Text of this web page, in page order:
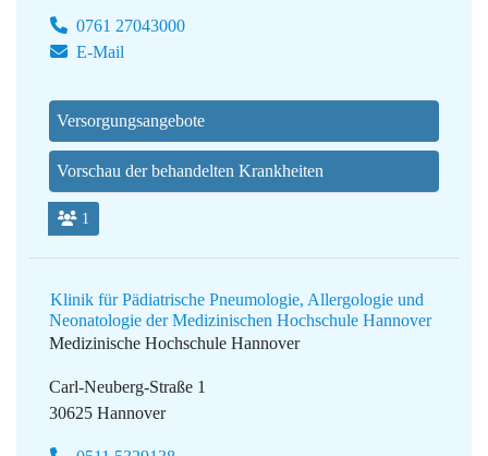
0761 27043000
E-Mail
Versorgungsangebote
Vorschau der behandelten Krankheiten
1
Klinik für Pädiatrische Pneumologie, Allergologie und
Neonatologie der Medizinischen Hochschule Hannover
Medizinische Hochschule Hannover
Carl-Neuberg-Straße 1
30625 Hannover